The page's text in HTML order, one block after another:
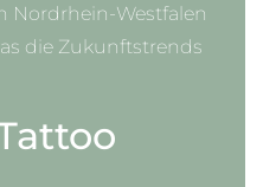
Nordrhein-Westfalen
die Zukunftstrends